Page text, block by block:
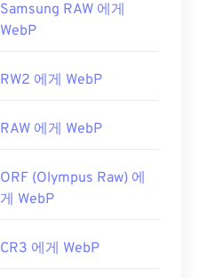
Samsung RAW 에게
WebP
RW2 에게 WebP
RAW 에게 WebP
ORF (Olympus Raw) 에
게 WebP
CR3 에게 WebP